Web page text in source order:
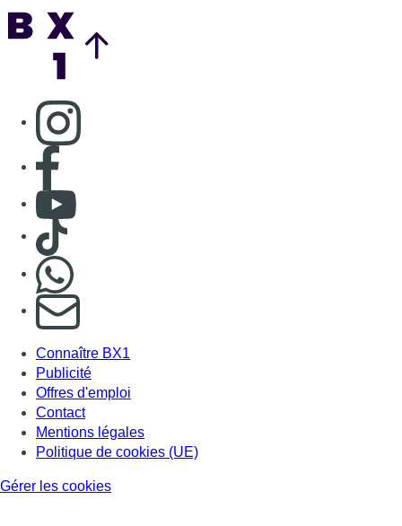
Consulter page Instagram
Consulter page Facebook
Consulter Youtube
Consulter TikTok
S'abonner à notre newsletter
Connaître BX1
Publicité
Offres d'emploi
Contact
Mentions légales
Politique de cookies (UE)
Gérer les cookies